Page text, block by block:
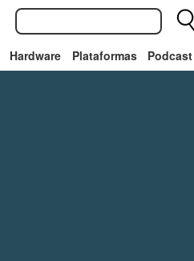
Hardware Plataformas Podcast